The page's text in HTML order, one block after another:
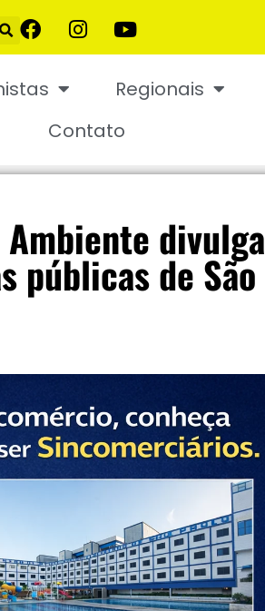
Regionais
Contato
divulga
públicas de São